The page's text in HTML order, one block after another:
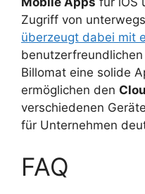
Zugriff von
überzeugt dabei mit
Billomat eine solide
ermöglichen den
verschiedenen
für Unternehmen
FAQ